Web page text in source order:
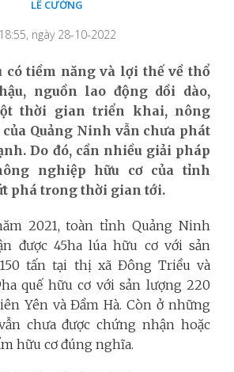
LÊ CƯỜNG
18:55, ngày 28-10-2022
có tiềm năng và lợi thế về thổ
nguồn lao động dồi dào,
thời gian triển khai, nông
Quảng Ninh vẫn chưa phát
Do đó, cần nhiều giải pháp
nghiệp hữu cơ của tỉnh
phá trong thời gian tới.
2021, toàn tỉnh Quảng Ninh
được 45ha lúa hữu cơ với sản
tấn tại thị xã Đông Triều và
quế hữu cơ với sản lượng 220
Yên và Đầm Hà. Còn ở những
chưa được chứng nhận hoặc
hữu cơ đúng nghĩa.